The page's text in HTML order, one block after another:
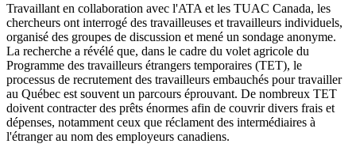
Travaillant en collaboration avec l'ATA et les TUAC Canada, les
chercheurs ont interrogé des travailleuses et travailleurs individuels,
organisé des groupes de discussion et mené un sondage anonyme.
La recherche a révélé que, dans le cadre du volet agricole du
Programme des travailleurs étrangers temporaires (TET), le
processus de recrutement des travailleurs embauchés pour travailler
au Québec est souvent un parcours éprouvant. De nombreux TET
doivent contracter des prêts énormes afin de couvrir divers frais et
dépenses, notamment ceux que réclament des intermédiaires à
l'étranger au nom des employeurs canadiens.